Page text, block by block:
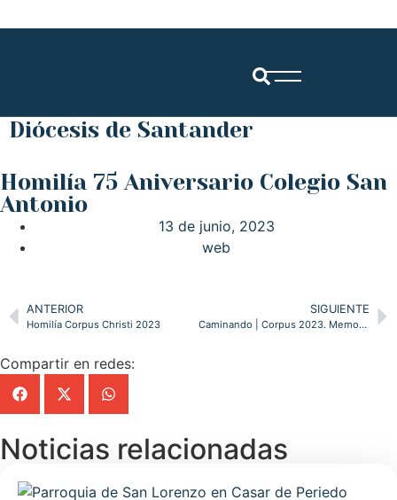
Diócesis de Santander
Homilía 75 Aniversario Colegio San
Antonio
13 de junio, 2023
web
ANTERIOR
Homilía Corpus Christi 2023
SIGUIENTE
Caminando | Corpus 2023. Memoria Cáritas 2022. 75 Años Colegio San Antonio Santander | 14.6.23
Compartir en redes:
Noticias relacionadas